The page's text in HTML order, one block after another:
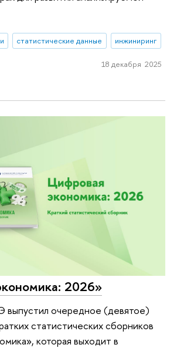
статистические данные инжиниринг
18 декабря 2025
2026»
очередное (девятое)
статистических сборников
которая выходит в